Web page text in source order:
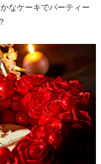
なケーキでパーティー